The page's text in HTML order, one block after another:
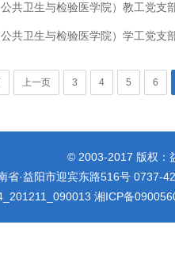
共卫生与检验医学院）教工党支
共卫生与检验医学院）学工党支
上一页 3 4 5 6
© 2003-2017 版权：
省·益阳市迎宾东路516号 0737-
湘ICP备